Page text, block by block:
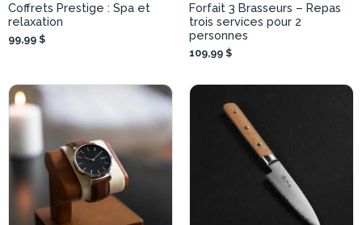
Coffrets Prestige : Spa et
relaxation
99,99 $
Forfait 3 Brasseurs – Repas
trois services pour 2
personnes
109,99 $